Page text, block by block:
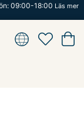
09:00-18:00 Läs mer